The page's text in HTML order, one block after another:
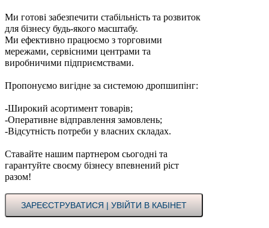
Ми готові забезпечити стабільність та розвиток
для бізнесу будь-якого масштабу.
Ми ефективно працюємо з торговими
мережами, сервісними центрами та
виробничими підприємствами.
Пропонуємо вигідне за системою дропшипінг:
-Широкий асортимент товарів;
-Оперативне відправлення замовлень;
-Відсутність потреби у власних складах.
Ставайте нашим партнером сьогодні та
гарантуйте своєму бізнесу впевнений ріст
разом!
ЗАРЕЄСТРУВАТИСЯ | УВІЙТИ В КАБІНЕТ